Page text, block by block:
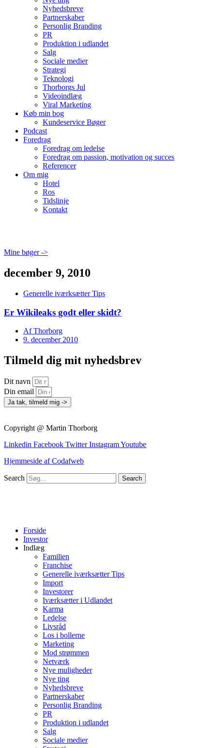
Nyhedsbreve
Partnerskaber
Personlig Branding
PR
Produktion i udlandet
Salg
Sociale medier
Strategi
Teknologi
Thorborgs Jul
Videoindlæg
Viral Marketing
Køb min bog
Kundeservice Bøger
Podcast
Foredrag
Foredrag om ledelse
Foredrag om passion, motivation og succes
Referencer
Om mig
Hotel
Ros
Tidslinje
Kontakt
Mine bøger ->
december 9, 2010
Generelle iværksætter Tips
Er Wikileaks godt eller skidt?
AfThorborg
9. december 2010
Tilmeld dig mit nyhedsbrev
Dit navn
Din email
Ja tak, tilmeld mig ->
Copyright @ Martin Thorborg
Linkedin Facebook Twitter InstagramYoutube
Hjemmeside af Codafweb
Search Search
Forside
Investor
Indlæg
Familien
Franchise
Generelle iværksætter Tips
Import
Investorer
Iværksætter i Udlandet
Karma
Ledelse
Livsråd
Los i bollerne
Marketing
Mod strømmen
Netværk
Nye muligheder
Nye ting
Nyhedsbreve
Partnerskaber
Personlig Branding
PR
Produktion i udlandet
Salg
Sociale medier